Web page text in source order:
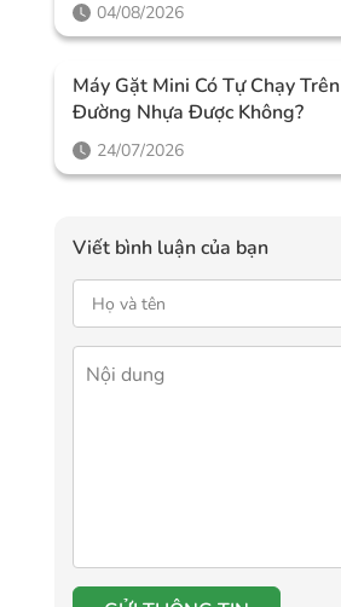
04/08/2026
Máy Gặt Mini Có Tự Chạy Trên
Đường Nhựa Được Không?
24/07/2026
Viết bình luận của bạn